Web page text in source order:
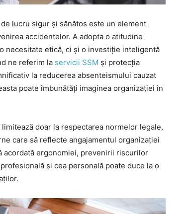
lucru sigur și sănătos este un element
accidentelor. A adopta o atitudine
necesitate etică, ci și o investiție inteligentă
ne referim la servicii SSM și protecția
la reducerea absenteismului cauzat
poate îmbunătăți imaginea organizației în
limitează doar la respectarea normelor legale,
care să reflecte angajamentul organizației
acordată ergonomiei, prevenirii riscurilor
și cea personală poate duce la o